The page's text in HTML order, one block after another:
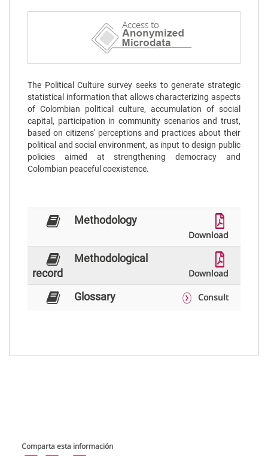
The Political Culture survey seeks to generate strategic
statistical information that allows characterizing aspects
of Colombian political culture, accumulation of social
capital, participation in community scenarios and trust,
based on citizens' perceptions and practices about their
political and social environment, as input to design public
policies aimed at strengthening democracy and
Colombian peaceful coexistence.
Methodology
Download
Methodological
record
Download
Glossary Consult
Comparta esta información